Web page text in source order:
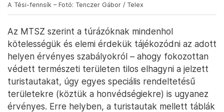
A Tési-fennsík – Fotó: Tenczer Gábor / Telex
Az MTSZ szerint a túrázóknak mindenhol
kötelességük és elemi érdekük tájékozódni az adott
helyen érvényes szabályokról – ahogy fokozottan
védett természeti területen tilos elhagyni a jelzett
turistautakat, úgy egyes speciális rendeltetésű
területekre (köztük a honvédségiekre) is ugyanez
érvényes. Erre helyben, a turistautak mellett táblák